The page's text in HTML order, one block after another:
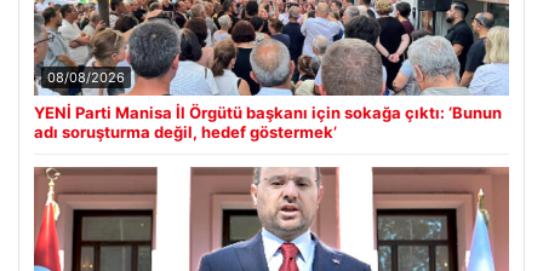
08/08/2026
YENİ Parti Manisa İl Örgütü başkanı için sokağa çıktı: ‘Bunun
adı soruşturma değil, hedef göstermek’